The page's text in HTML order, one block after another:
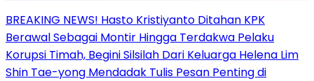
BREAKING NEWS! Hasto Kristiyanto Ditahan KPK
Berawal Sebagai Montir Hingga Terdakwa Pelaku
Korupsi Timah, Begini Silsilah Dari Keluarga Helena Lim
Shin Tae-yong Mendadak Tulis Pesan Penting di